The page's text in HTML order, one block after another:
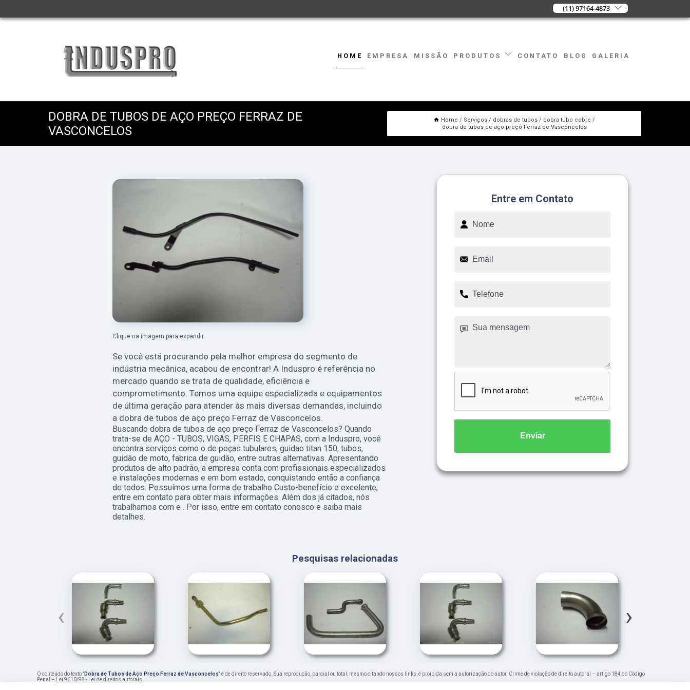
(11) 97164-4873
HOME EMPRESA MISSÃO PRODUTOS CONTATO BLOG GALERIA
DOBRA DE TUBOS DE AÇO PREÇO FERRAZ DE
VASCONCELOS
Home Serviços dobras de tubos
dobra tubo cobre
dobra de tubos de aço preço Ferraz de Vasconcelos
Clique na imagem para expandir
Se você está procurando pela melhor empresa do segmento de
indústria mecânica, acabou de encontrar! A Induspro é referência no
mercado quando se trata de qualidade, eficiência e
comprometimento. Temos uma equipe especializada e equipamentos
de última geração para atender às mais diversas demandas, incluindo
a dobra de tubos de aço preço Ferraz de Vasconcelos.
Buscando dobra de tubos de aço preço Ferraz de Vasconcelos? Quando
trata-se de AÇO - TUBOS, VIGAS, PERFIS E CHAPAS, com a Induspro, você
encontra serviços como o de peças tubulares, guidao titan 150, tubos,
guidão de moto, fabrica de guidão, entre outras alternativas. Apresentando
produtos de alto padrão, a empresa conta com profissionais especializados
e instalações modernas e em bom estado, conquistando então a confiança
de todos. Possuímos uma forma de trabalho Custo-benefício e excelente,
entre em contato para obter mais informações. Além dos já citados, nós
trabalhamos com e . Por isso, entre em contato conosco e saiba mais
detalhes.
Entre em Contato
Enviar
Pesquisas relacionadas
‹ ›
O conteúdo do texto "Dobra de Tubos de Aço Preço Ferraz de Vasconcelos" é de direito reservado. Sua reprodução, parcial ou total, mesmo citando nossos links, é proibida sem a autorização do autor. Crime de violação de direito autoral – artigo 184 do Código
Penal – Lei 9610/98 - Lei de direitos autorais.